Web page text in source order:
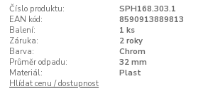
Číslo produktu:
SPH168.303.1
EAN kód:
8590913889813
Balení:
1 ks
Záruka:
2 roky
Barva:
Chrom
Průměr odpadu:
32 mm
Materiál:
Plast
Hlídat cenu / dostupnost